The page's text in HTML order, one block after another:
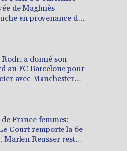
de Maghnès
en provenance de
Rodri a donné son
au FC Barcelone pour
avec Manchester
France femmes:
Court remporte la 6e
Marlen Reusser reste